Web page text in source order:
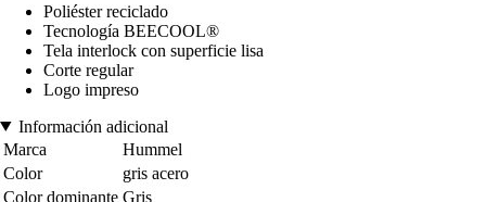
Poliéster reciclado
Tecnología BEECOOL®
Tela interlock con superficie lisa
Corte regular
Logo impreso
Información adicional
Marca
Hummel
Color
gris acero
Color dominante Gris